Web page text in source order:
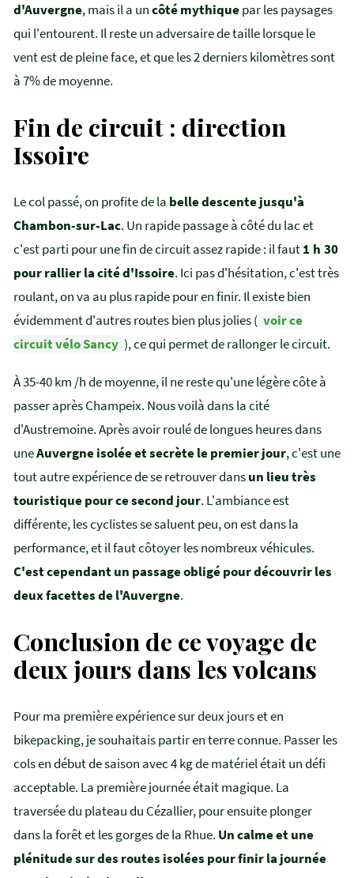
d'Auvergne, mais il a uncôté mythiquepar les paysages
qui l'entourent. Il reste un adversaire de taille lorsque le
vent est de pleine face, et que les 2 derniers kilomètres sont
à 7% de moyenne.
Fin de circuit : direction
Issoire
Le col passé, on profite de la belle descente jusqu'à
Chambon-sur-Lac. Un rapide passage à côté du lac et
c'est parti pour une fin de circuit assez rapide : il faut1 h 30
pour rallier la cité d'Issoire. Ici pas d'hésitation, c'est très
roulant, on va au plus rapide pour en finir. Il existe bien
évidemment d'autres routes bien plus jolies ( voir ce
circuit vélo Sancy ), ce qui permet de rallonger le circuit.
À 35-40 km /h de moyenne, il ne reste qu'une légère côte à
passer après Champeix. Nous voilà dans la cité
d'Austremoine. Après avoir roulé de longues heures dans
uneAuvergne isolée et secrète le premier jour, c'est une
tout autre expérience de se retrouver dansun lieu très
touristique pour ce second jour. L'ambiance est
différente, les cyclistes se saluent peu, on est dans la
performance, et il faut côtoyer les nombreux véhicules.
C'est cependant un passage obligé pour découvrir les
deux facettes de l'Auvergne.
Conclusion de ce voyage de
deux jours dans les volcans
Pour ma première expérience sur deux jours et en
bikepacking, je souhaitais partir en terre connue. Passer les
cols en début de saison avec 4 kg de matériel était un défi
acceptable. La première journée était magique. La
traversée du plateau du Cézallier, pour ensuite plonger
dans la forêt et les gorges de la Rhue. Un calme et une
plénitude sur des routes isolées pour finir la journée